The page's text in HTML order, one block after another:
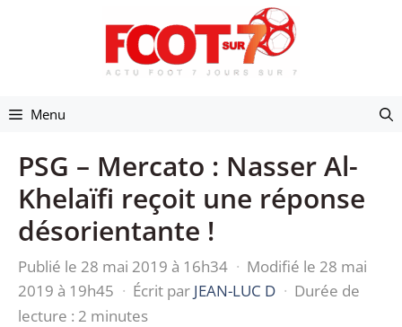
Menu
PSG – Mercato : Nasser Al-
Khelaïfi reçoit une réponse
désorientante !
Publié le 28 mai 2019 à 16h34 · Modifié le 28 mai
2019 à 19h45 · Écrit par JEAN-LUC D · Durée de
lecture : 2 minutes